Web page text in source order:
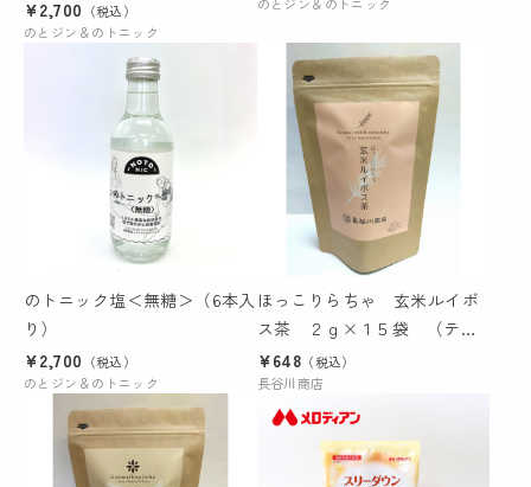
¥2,700 （税込）
のとジン＆のトニック
のトニック塩＜無糖＞（6本入
り）
¥2,700 （税込）
のとジン＆のトニック
ほっこりらちゃ 玄米ルイボ
ス茶 ２ｇ×１５袋 （テト
ラタグ付ティーバッグ）
¥648 （税込）
長谷川商店